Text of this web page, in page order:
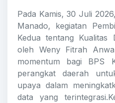
Pada Kamis, 30 Juli
Manado, kegiatan
Kedua tentang Kualitas
oleh Weny Fitrah
momentum bagi BPS
perangkat daerah
upaya dalam
data yang